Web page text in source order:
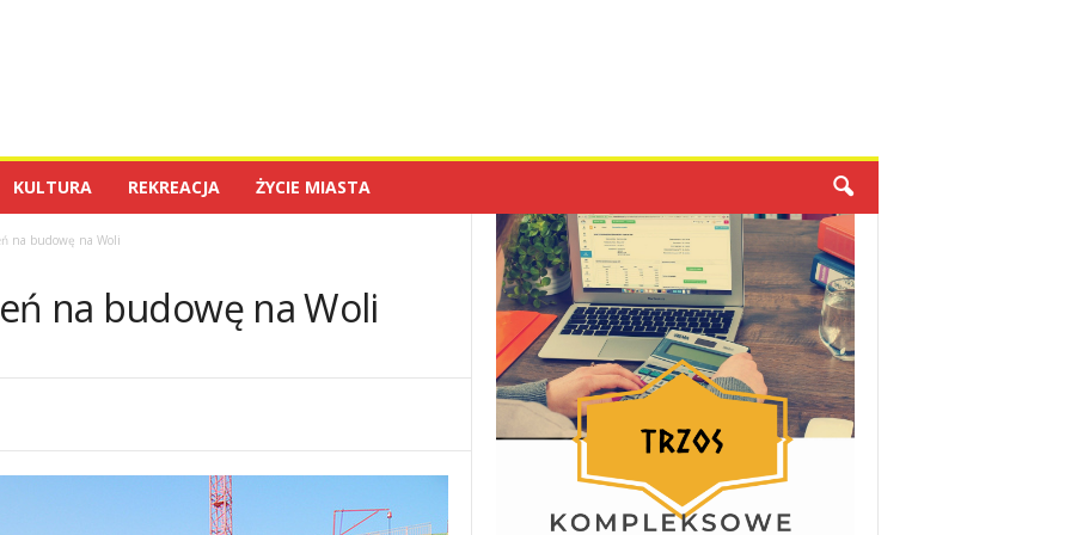
KULTURA REKREACJA ŻYCIE MIASTA
na budowę na Woli
na budowę na Woli